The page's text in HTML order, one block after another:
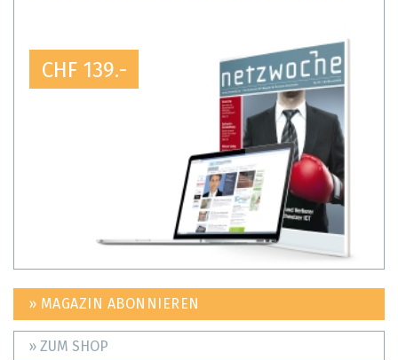
CHF 139.-
» MAGAZIN ABONNIEREN
» ZUM SHOP